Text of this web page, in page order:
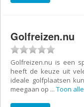
Golfreizen.nu
Golfreizen.nu is een
heeft de keuze uit
ideale golfplaatsen
meegaan op ... Toon